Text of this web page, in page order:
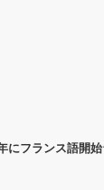
にフランス語開